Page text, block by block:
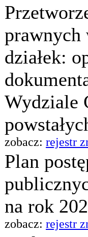
prawnych
działek:
Wydziale
zobacz: rejestr
Plan
na rok
zobacz: rejestr